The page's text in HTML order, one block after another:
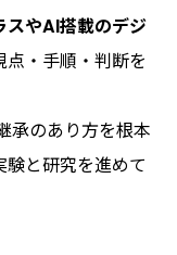
スやAI搭載のデジ
・手順・判断を
承のあり方を根本
と研究を進めて